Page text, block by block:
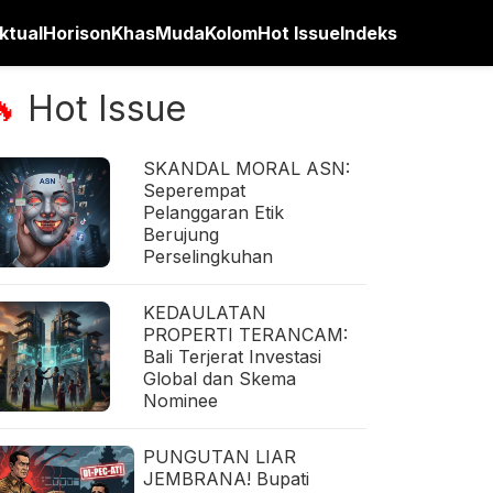
HorisonKhasMudaKolomHot IssueIndeks
Hot Issue
SKANDAL MORAL ASN:
Seperempat
Pelanggaran Etik
Berujung
Perselingkuhan
KEDAULATAN
PROPERTI TERANCAM:
Bali Terjerat Investasi
Global dan Skema
Nominee
PUNGUTAN LIAR
JEMBRANA! Bupati